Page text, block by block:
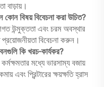
বাড়ায়।
বিষয় বিবেচনা করা উচিত?
উন্মুক্ততা এবং চরম অবস্থার
প্রয়োজনীয়তা বিবেচনা করুন।
কি খরচ-কার্যকর?
মধ্যে ভারসাম্য বজায়
এবং প্রিন্টারের ক্ষয়ক্ষতি হ্রাস